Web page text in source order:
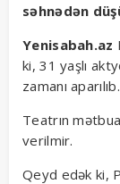
səhnədən
Yenisabah.az
ki, 31 yaşlı
zamanı aparılıb.
Teatrın
verilmir.
Qeyd edək ki,